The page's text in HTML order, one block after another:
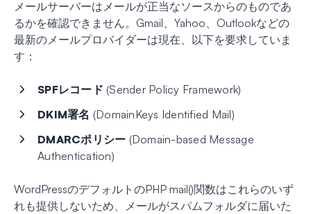
メールサーバーはメールが正当なソースからのものであ
るかを確認できません。Gmail、Yahoo、Outlookなどの
最新のメールプロバイダーは現在、以下を要求していま
す：
SPFレコード (Sender Policy Framework)
DKIM署名 (DomainKeys Identified Mail)
DMARCポリシー (Domain-based Message
Authentication)
WordPressのデフォルトのPHP mail()関数はこれらのいず
れも提供しないため、メールがスパムフォルダに届いた